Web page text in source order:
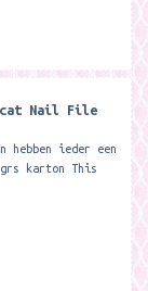
Nail File
ieder een
karton This